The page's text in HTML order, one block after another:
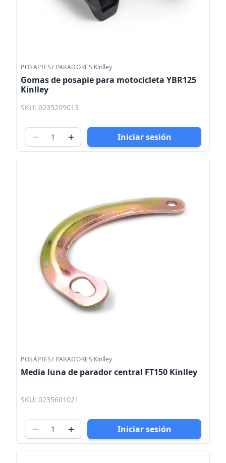
POSAPIES/ PARADORES·Kinlley
Gomas de posapie para motocicleta YBR125
Kinlley
SKU: 0235209013
Iniciar sesión
POSAPIES/ PARADORES·Kinlley
Media luna de parador central FT150 Kinlley
SKU: 0235601021
Iniciar sesión